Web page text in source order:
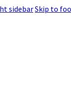
sidebarSkip to